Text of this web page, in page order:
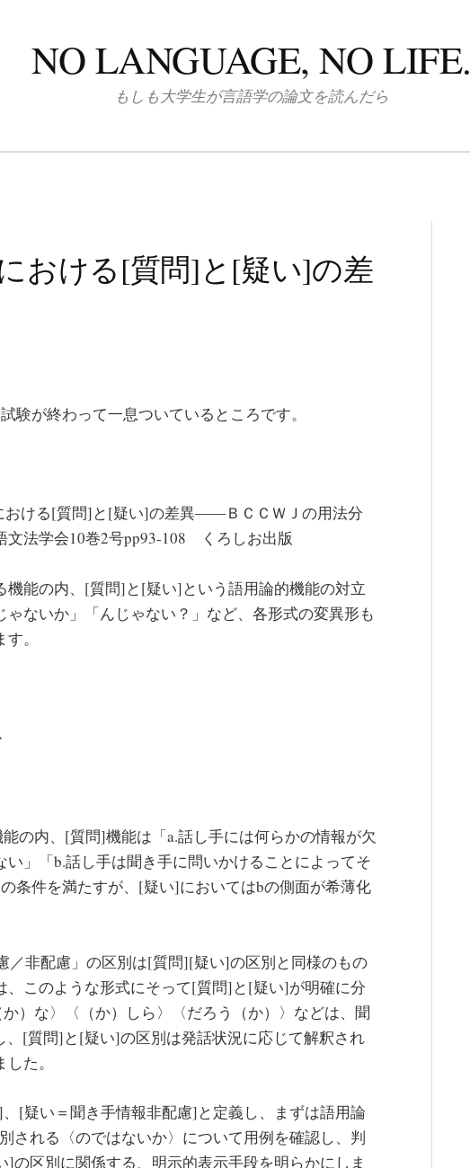
NO LANGUAGE, NO LIFE.
もしも大学生が言語学の論文を読んだら
おける[質問]と[疑い]の差
験が終わって一息ついているところです。
おける[質問]と[疑い]の差異――ＢＣＣＷＪの用法分
法学会10巻2号pp93‐108 くろしお出版
能の内、[質問]と[疑い]という語用論的機能の対立
ないか」「んじゃない？」など、各形式の変異形も
。
の内、[質問]機能は「a.話し手には何らかの情報が欠
」「b.話し手は聞き手に問いかけることによってそ
条件を満たすが、[疑い]においてはbの側面が希薄化
／非配慮」の区別は[質問][疑い]の区別と同様のもの
、このような形式にそって[質問]と[疑い]が明確に分
）な〉〈（か）しら〉〈だろう（か）〉などは、聞
[質問]と[疑い]の区別は発話状況に応じて解釈され
た。
[疑い＝聞き手情報非配慮]と定義し、まずは語用論
される〈のではないか〉について用例を確認し、判
の区別に関係する、明示的表示手段を明らかにしま